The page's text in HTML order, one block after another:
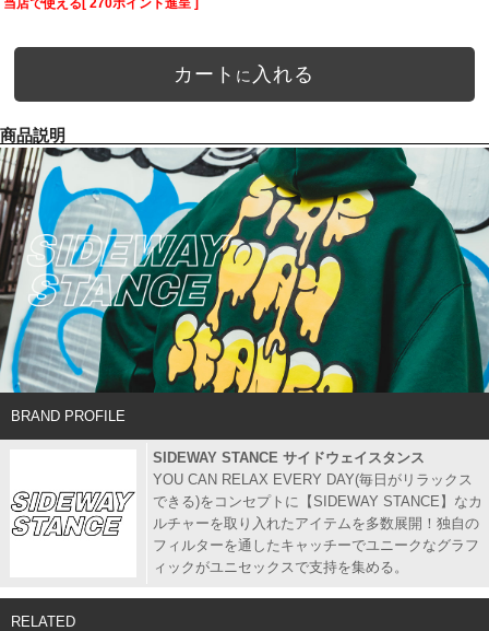
当店で使える[ 270ポイント進呈 ]
カート に 入れる
商品説明
BRAND PROFILE
SIDEWAY STANCE サイドウェイスタンス
YOU CAN RELAX EVERY DAY(毎日がリラックス
できる)をコンセプトに【SIDEWAY STANCE】なカ
ルチャーを取り入れたアイテムを多数展開！独自の
フィルターを通したキャッチーでユニークなグラフ
ィックがユニセックスで支持を集める。
RELATED